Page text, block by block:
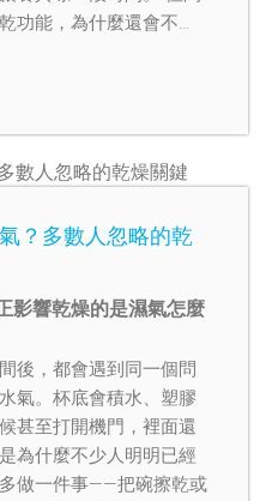
功能，為什麼還會不
？多數人忽略的乾
影響乾燥的是濕氣怎麼
後，都會遇到同一個問
氣。杯底會積水、塑膠
甚至打開機門，裡面還
為什麼不少人明明已經
做一件事——把碗擦乾或